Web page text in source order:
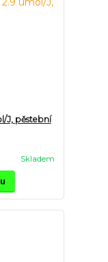
J, pěstební
Skladem